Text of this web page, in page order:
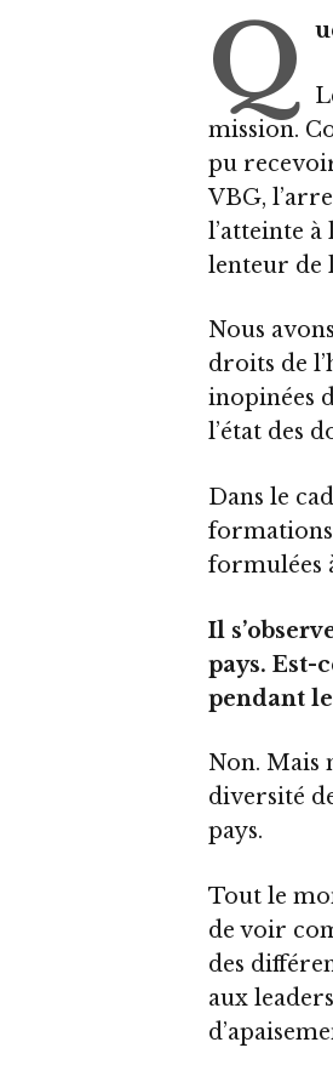
Q
mission.
pu
VBG,
l’atteinte
lenteur de
Nous
droits de
inopinées
l’état des
Dans le
formations
formulées
Il
pays. Est-
pendant
Non. Mais
diversité
pays.
Tout le
de voir
des
aux